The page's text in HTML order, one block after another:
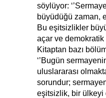
söylüyor:
büyüdüğü zaman,
Bu eşitsizlikler
açar ve demokratik
Kitaptan bazı
‘’Bugün
uluslararası
sorundur;
eşitsizlik, bir ülkeyi